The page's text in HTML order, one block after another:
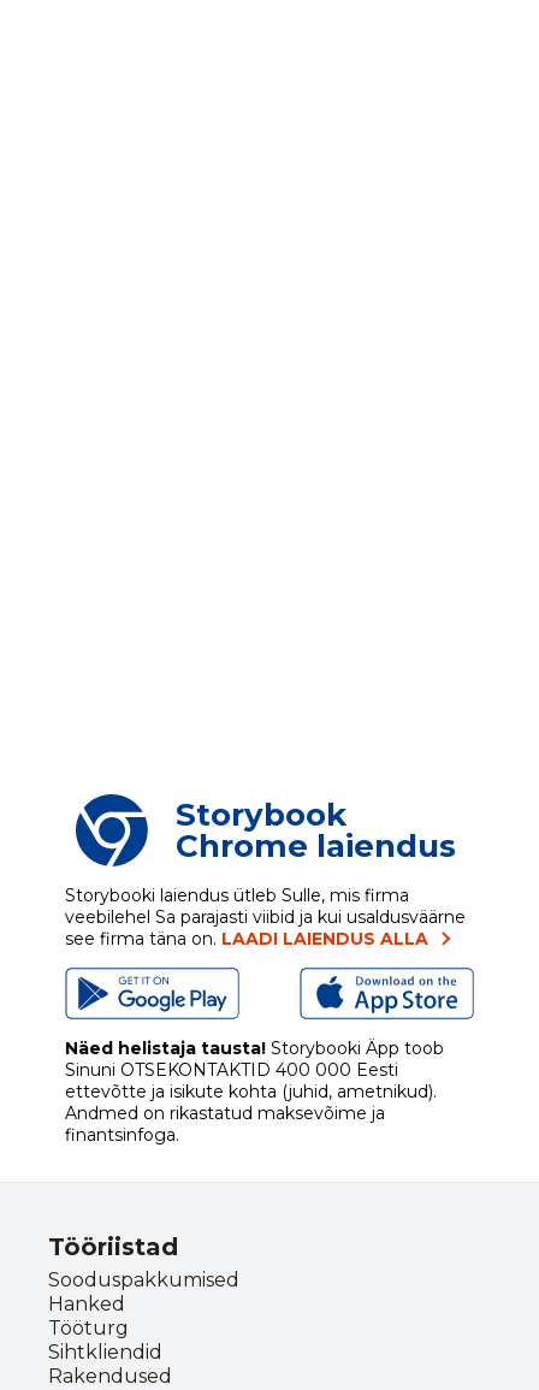
Storybook
Chrome laiendus
Storybooki laiendus ütleb Sulle, mis firma
veebilehel Sa parajasti viibid ja kui usaldusväärne
see firma täna on. LAADI LAIENDUS ALLA
Näed helistaja tausta! Storybooki Äpp toob
Sinuni OTSEKONTAKTID 400 000 Eesti
ettevõtte ja isikute kohta (juhid, ametnikud).
Andmed on rikastatud maksevõime ja
finantsinfoga.
Tööriistad
Sooduspakkumised
Hanked
Tööturg
Sihtkliendid
Rakendused